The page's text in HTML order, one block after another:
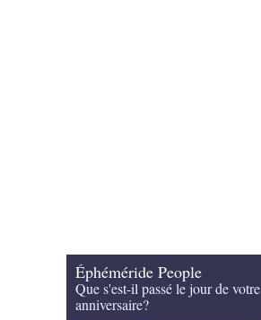
Éphéméride People
Que s'est-il passé le jour de votre
anniversaire?